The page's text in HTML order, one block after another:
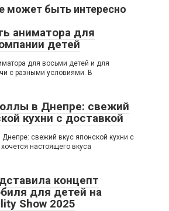
может быть интересно
аниматора для
детей
для восьми детей и для
с разными условиями. В
в Днепре: свежий
кухни с доставкой
Днепре: свежий вкус японской кухни с
настоящего вкуса
концепт
для детей на
Show 2025